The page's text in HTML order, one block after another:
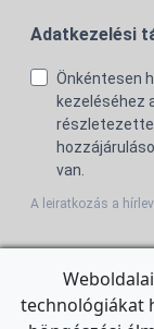
Adatkezelési
Önkéntesen
kezeléséhez
van.
A leiratkozás a
technológiákat